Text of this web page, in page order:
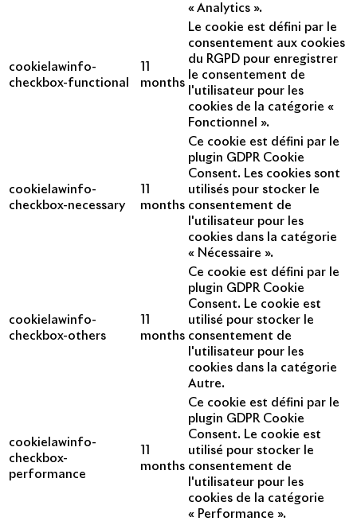
« Analytics ».
cookielawinfo-
checkbox-functional
months
Le cookie est défini par le
consentement aux cookies
du RGPD pour enregistrer
le consentement de
l'utilisateur pour les
cookies de la catégorie «
Fonctionnel ».
cookielawinfo-
checkbox-necessary
months
Ce cookie est défini par le
plugin GDPR Cookie
Consent. Les cookies sont
utilisés pour stocker le
consentement de
l'utilisateur pour les
cookies dans la catégorie
« Nécessaire ».
cookielawinfo-
checkbox-others
months
Ce cookie est défini par le
plugin GDPR Cookie
Consent. Le cookie est
utilisé pour stocker le
consentement de
l'utilisateur pour les
cookies dans la catégorie
Autre.
cookielawinfo-
checkbox-
performance
months
Ce cookie est défini par le
plugin GDPR Cookie
Consent. Le cookie est
utilisé pour stocker le
consentement de
l'utilisateur pour les
cookies de la catégorie
« Performance ».